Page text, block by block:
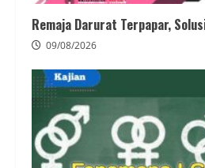
Remaja Darurat Terpapar,
09/08/2026